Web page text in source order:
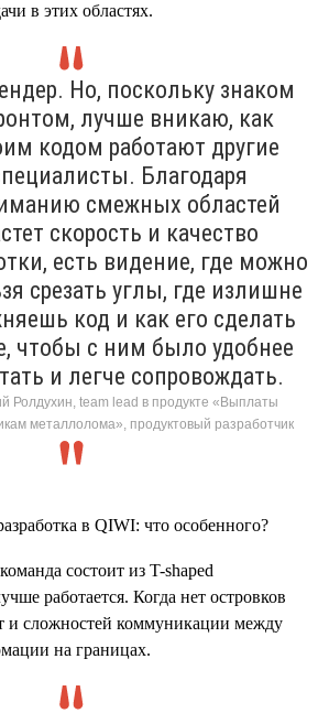
в этих областях.
Но, поскольку знаком
лучше вникаю, как
кодом работают другие
Благодаря
смежных областей
скорость и качество
есть видение, где можно
срезать углы, где излишне
код и как его сделать
чтобы с ним было удобнее
и легче сопровождать.
Ролдухин, team lead в продукте «Выплаты
металлолома», продуктовый разработчик
состоит из T-shaped
работается. Когда нет островков
и сложностей коммуникации между
на границах.